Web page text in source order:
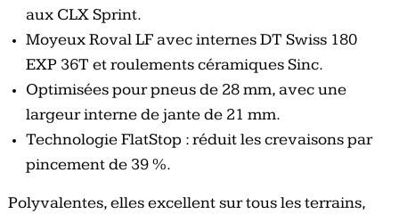
aux CLX Sprint.
Moyeux Roval LF avec internes DT Swiss 180
EXP 36T et roulements céramiques Sinc.
Optimisées pour pneus de 28 mm, avec une
largeur interne de jante de 21 mm.
Technologie FlatStop : réduit les crevaisons par
pincement de 39 %.
Polyvalentes, elles excellent sur tous les terrains,